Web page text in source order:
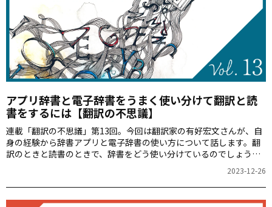
アプリ辞書と電子辞書をうまく使い分けて翻訳と読
書をするには【翻訳の不思議】
連載「翻訳の不思議」第13回。今回は翻訳家の有好宏文さんが、自
身の経験から辞書アプリと電子辞書の使い方について話します。翻
訳のときと読書のときで、辞書をどう使い分けているのでしょう
2023-12-26